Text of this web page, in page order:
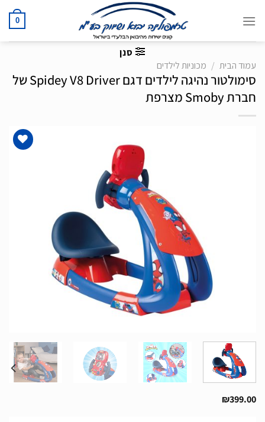
0
סנן
עמוד הבית
/ מכוניות לילדים
סימולטור נהיגה לילדים דגם Spidey V8 Driver של
חברת Smoby מצרפת
₪399.00